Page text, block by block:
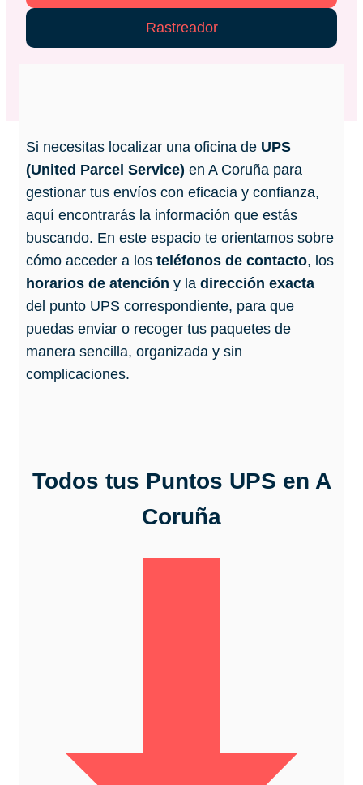
Rastreador
Si necesitas localizar una oficina de UPS
(United Parcel Service) en A Coruña para
gestionar tus envíos con eficacia y confianza,
aquí encontrarás la información que estás
buscando. En este espacio te orientamos sobre
cómo acceder a los teléfonos de contacto, los
horarios de atención y la dirección exacta
del punto UPS correspondiente, para que
puedas enviar o recoger tus paquetes de
manera sencilla, organizada y sin
complicaciones.
Todos tus Puntos UPS en A
Coruña